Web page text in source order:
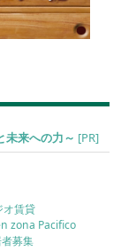
未来への力～ [PR]
オ賃貸
zona Pacifico
募集